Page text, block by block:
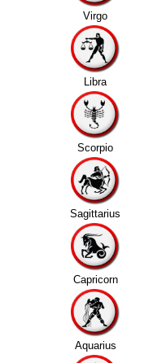
Virgo
Libra
Scorpio
Sagittarius
Capricorn
Aquarius